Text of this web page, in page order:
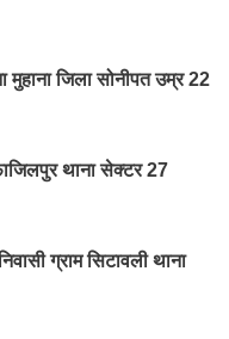
मुहाना जिला सोनीपत उम्र 22
थाना सेक्टर 27
ग्राम सिटावली थाना